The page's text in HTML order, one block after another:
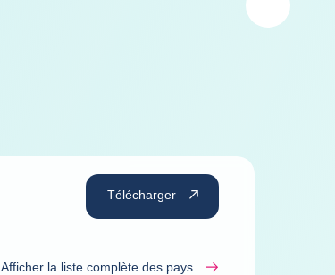
Télécharger
Afficher la liste complète des pays